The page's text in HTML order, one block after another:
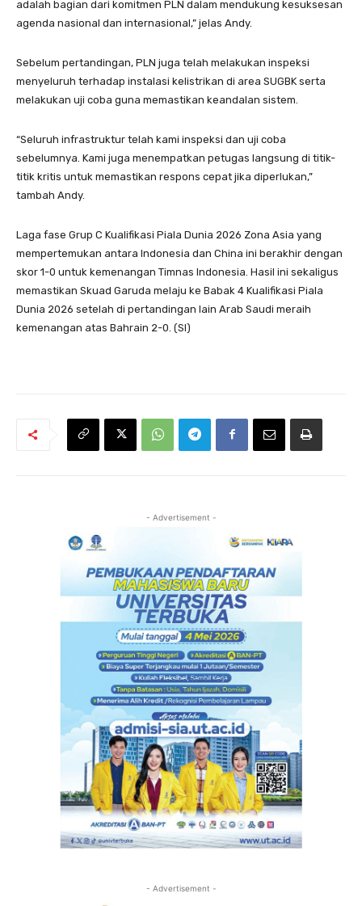
adalah bagian dari komitmen PLN dalam mendukung kesuksesan
agenda nasional dan internasional,” jelas Andy.
Sebelum pertandingan, PLN juga telah melakukan inspeksi
menyeluruh terhadap instalasi kelistrikan di area SUGBK serta
melakukan uji coba guna memastikan keandalan sistem.
“Seluruh infrastruktur telah kami inspeksi dan uji coba
sebelumnya. Kami juga menempatkan petugas langsung di titik-
titik kritis untuk memastikan respons cepat jika diperlukan,”
tambah Andy.
Laga fase Grup C Kualifikasi Piala Dunia 2026 Zona Asia yang
mempertemukan antara Indonesia dan China ini berakhir dengan
skor 1-0 untuk kemenangan Timnas Indonesia. Hasil ini sekaligus
memastikan Skuad Garuda melaju ke Babak 4 Kualifikasi Piala
Dunia 2026 setelah di pertandingan lain Arab Saudi meraih
kemenangan atas Bahrain 2-0. (SI)
- Advertisement -
- Advertisement -